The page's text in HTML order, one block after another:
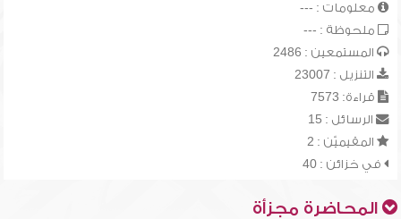
معلومات : ---
ملحوظة : ---
المستمعين : 2486
التنزيل : 23007
قراءة: 7573
الرسائل : 15
المقيميّن : 2
في خزائن : 40
المحاضرة مجزأة